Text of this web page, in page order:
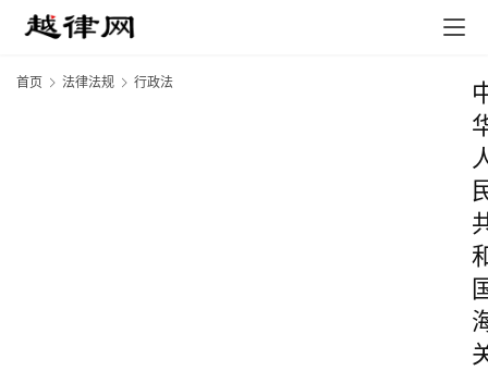
首页 法律法规 行政法